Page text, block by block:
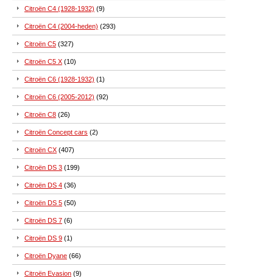
Citroën C4 (1928-1932) (9)
Citroën C4 (2004-heden) (293)
Citroën C5 (327)
Citroën C5 X (10)
Citroën C6 (1928-1932) (1)
Citroën C6 (2005-2012) (92)
Citroën C8 (26)
Citroën Concept cars (2)
Citroën CX (407)
Citroën DS 3 (199)
Citroën DS 4 (36)
Citroën DS 5 (50)
Citroën DS 7 (6)
Citroën DS 9 (1)
Citroën Dyane (66)
Citroën Evasion (9)